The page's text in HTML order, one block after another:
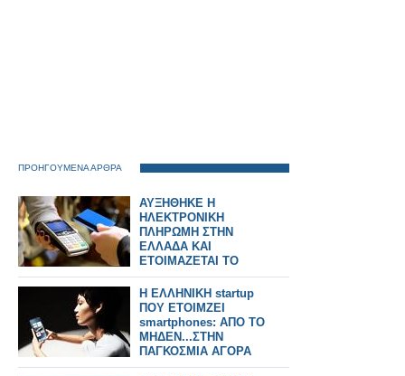
ΠΡΟΗΓΟΥΜΕΝΑ ΑΡΘΡΑ
ΑΥΞΗΘΗΚΕ Η
ΗΛΕΚΤΡΟΝΙΚΗ
ΠΛΗΡΩΜΗ ΣΤΗΝ
ΕΛΛΑΔΑ ΚΑΙ
ΕΤΟΙΜΑΖΕΤΑΙ ΤΟ
ΤΕΛΟΣ ΤΩΝ
ΜΕΤΡΗΤΩΝ;
Η ΕΛΛΗΝΙΚΗ startup
ΠΟΥ ΕΤΟΙΜΖΕΙ
smartphones: ΑΠΟ ΤΟ
ΜΗΔΕΝ...ΣΤΗΝ
ΠΑΓΚΟΣΜΙΑ ΑΓΟΡΑ
ΚΙΝΗΤΩΝ